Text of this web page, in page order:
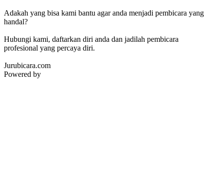
Adakah yang bisa kami bantu agar anda menjadi pembicara yang
handal?
Hubungi kami, daftarkan diri anda dan jadilah pembicara
profesional yang percaya diri.
Jurubicara.com
Powered by